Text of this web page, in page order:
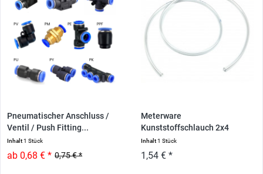
Pneumatischer Anschluss /
Ventil / Push Fitting...
Inhalt1 Stück
0,75 € *
ab 0,68 € *
Meterware
Kunststoffschlauch 2x4
(4mm...
Inhalt1 Stück
1,54 € *